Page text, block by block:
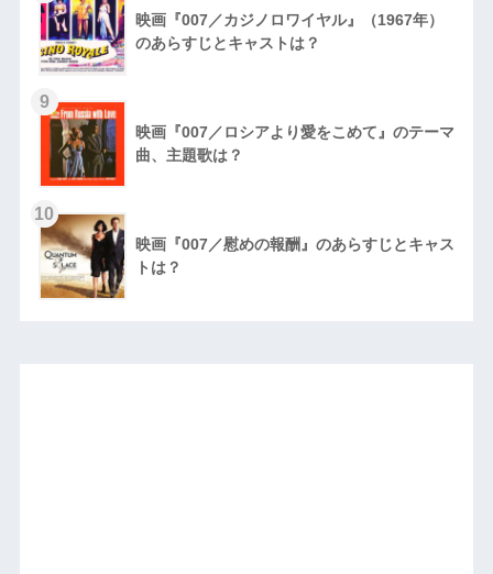
映画『007／カジノロワイヤル』（1967年）
のあらすじとキャストは？
9
映画『007／ロシアより愛をこめて』のテーマ
曲、主題歌は？
10
映画『007／慰めの報酬』のあらすじとキャス
トは？